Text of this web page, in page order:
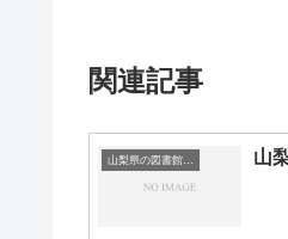
関連記事
山梨県の図書館｜勉強できる場所 山